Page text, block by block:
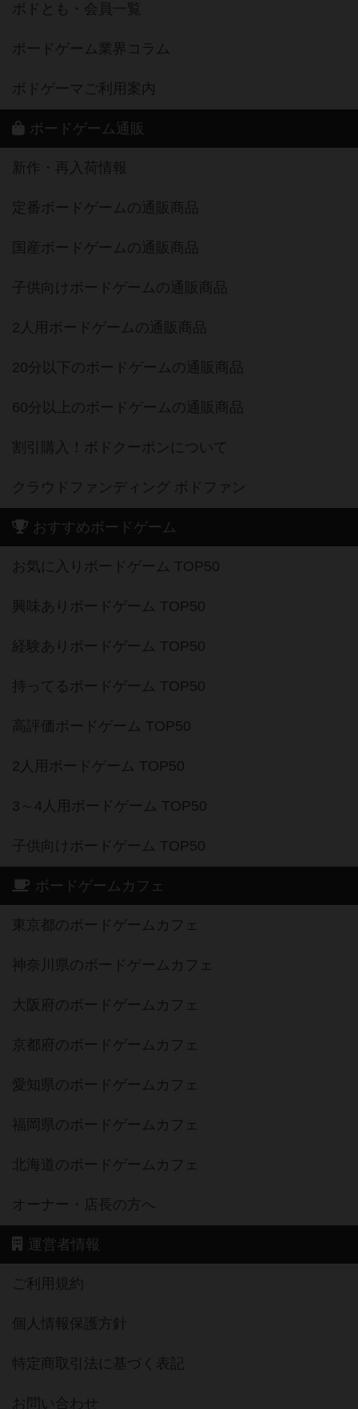
ボドとも・会員一覧
ボードゲーム業界コラム
ボドゲーマご利用案内
ボードゲーム通販
新作・再入荷情報
定番ボードゲームの通販商品
国産ボードゲームの通販商品
子供向けボードゲームの通販商品
2人用ボードゲームの通販商品
20分以下のボードゲームの通販商品
60分以上のボードゲームの通販商品
割引購入！ボドクーポンについて
クラウドファンディング ボドファン
おすすめボードゲーム
お気に入りボードゲーム TOP50
興味ありボードゲーム TOP50
経験ありボードゲーム TOP50
持ってるボードゲーム TOP50
高評価ボードゲーム TOP50
2人用ボードゲーム TOP50
3～4人用ボードゲーム TOP50
子供向けボードゲーム TOP50
ボードゲームカフェ
東京都のボードゲームカフェ
神奈川県のボードゲームカフェ
大阪府のボードゲームカフェ
京都府のボードゲームカフェ
愛知県のボードゲームカフェ
福岡県のボードゲームカフェ
北海道のボードゲームカフェ
オーナー・店長の方へ
運営者情報
ご利用規約
個人情報保護方針
特定商取引法に基づく表記
お問い合わせ